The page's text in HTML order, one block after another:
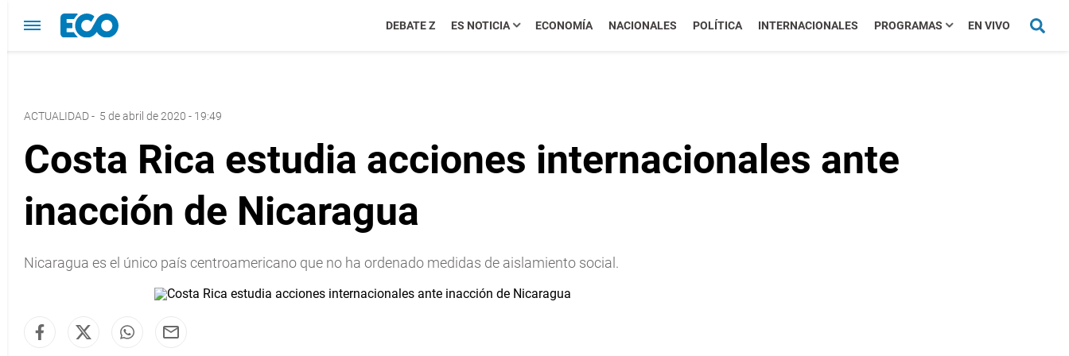
DEBATE Z ES NOTICIA ECONOMÍA NACIONALES POLÍTICA INTERNACIONALES PROGRAMAS EN VIVO
ACTUALIDAD- 5 de abril de 2020 - 19:49
Costa Rica estudia acciones internacionales ante
inacción de Nicaragua
Nicaragua es el único país centroamericano que no ha ordenado medidas de aislamiento social.